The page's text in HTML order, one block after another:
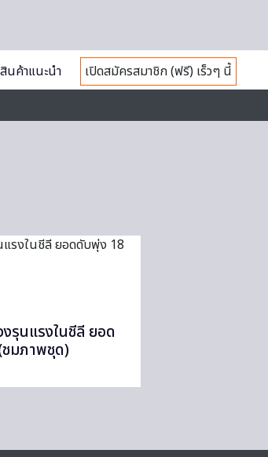
สินค้าแนะนำ
เปิดสมัครสมาชิก (ฟรี) เร็วๆ นี้
รุนแรงในชีลี ยอด
มภาพชุด)